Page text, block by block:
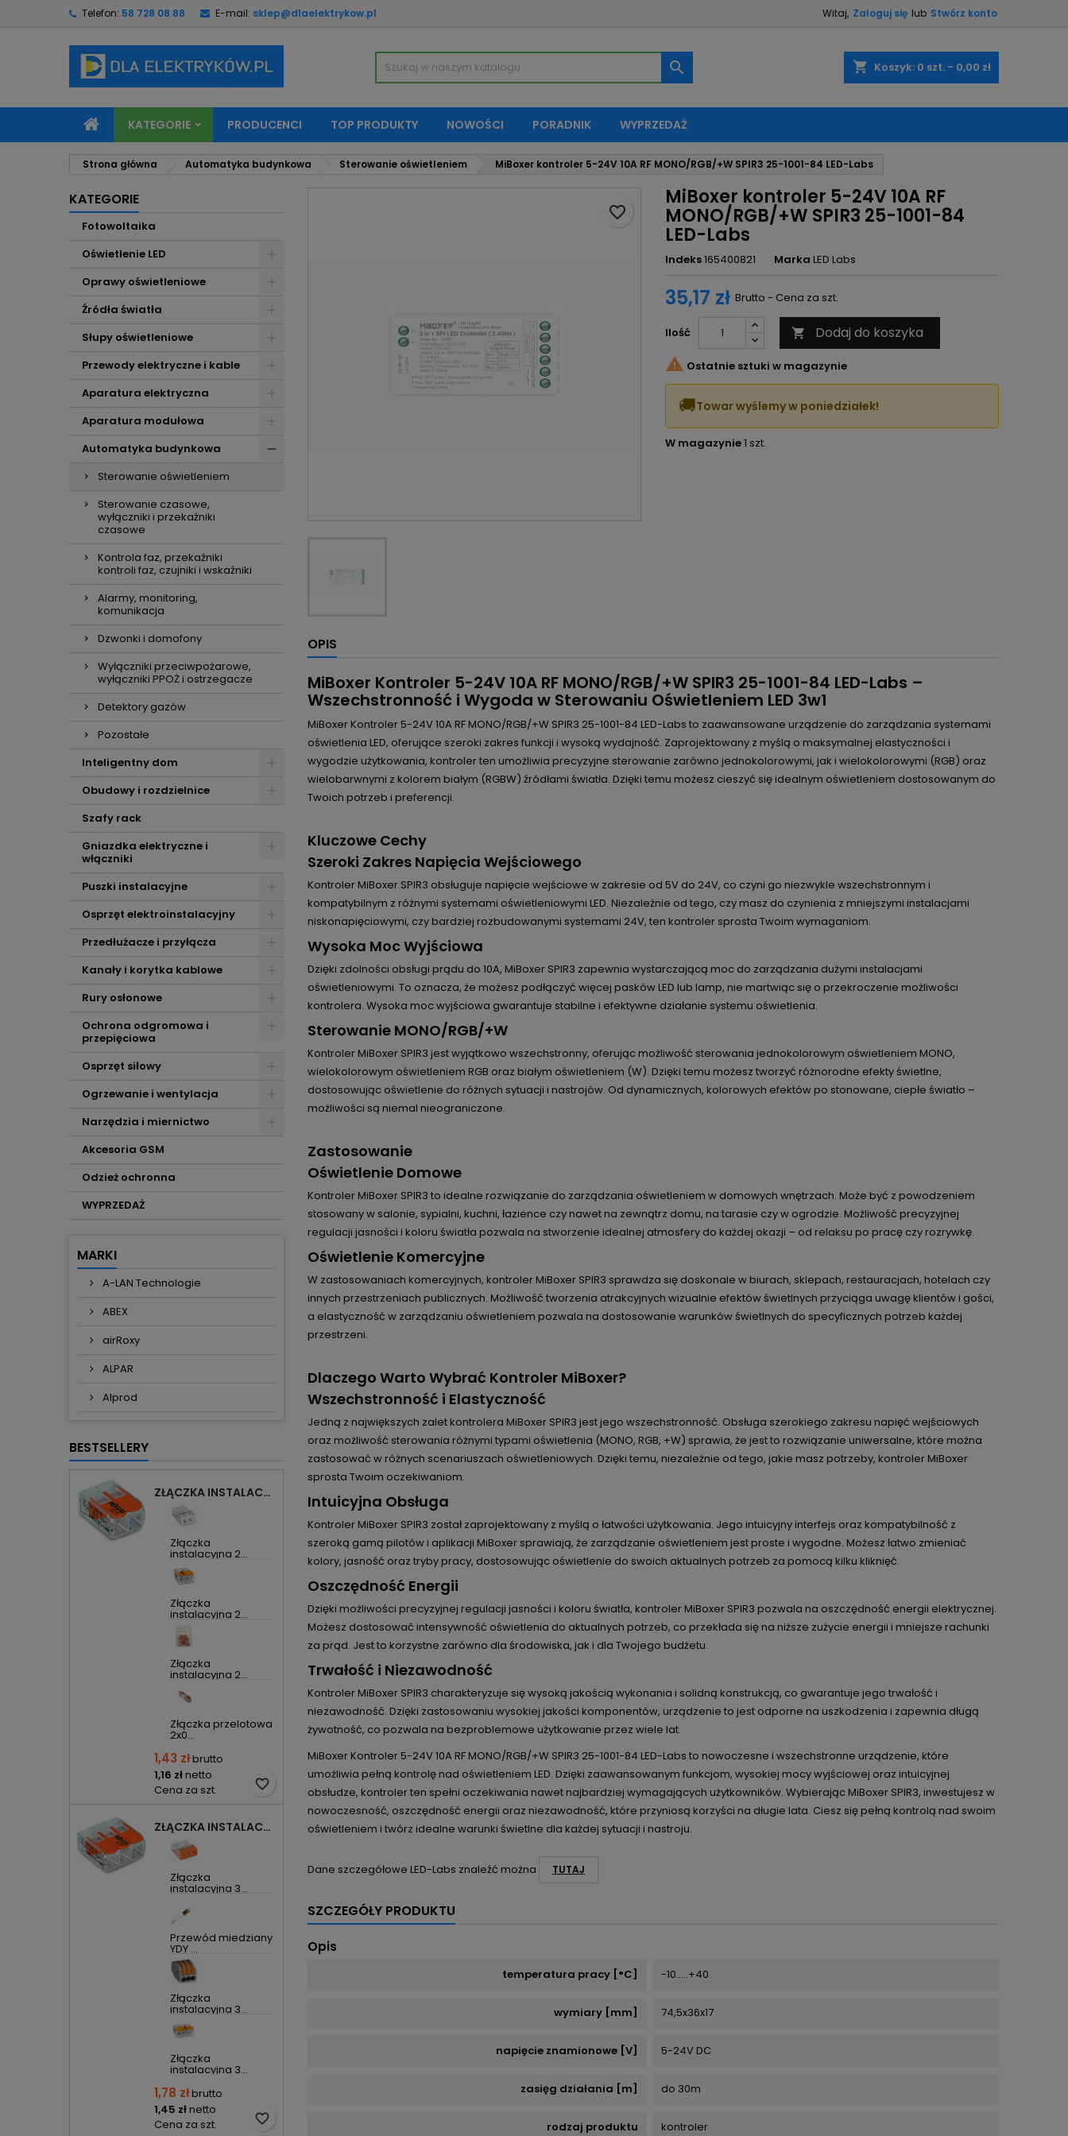
Telefon: 58 728 08 88 E-mail: sklep@dlaelektrykow.pl Witaj, Zaloguj się lub Stwórz konto
shopping_cart Koszyk: 0 szt. - 0,00 zł

KATEGORIE PRODUCENCI TOP PRODUKTY NOWOŚCI PORADNIK WYPRZEDAŻ
Strona główna Automatyka budynkowa Sterowanie oświetleniem MiBoxer kontroler 5-24V 10A RF MONO/RGB/+W SPIR3 25-1001-84 LED-Labs
KATEGORIE
Fotowoltaika
Oświetlenie LED
Oprawy oświetleniowe
Źródła światła
Słupy oświetleniowe
Przewody elektryczne i kable
Aparatura elektryczna
Aparatura modułowa
Automatyka budynkowa
Sterowanie oświetleniem
Sterowanie czasowe,
wyłączniki i przekaźniki
czasowe
Kontrola faz, przekaźniki
kontroli faz, czujniki i wskaźniki
Alarmy, monitoring,
komunikacja
Dzwonki i domofony
Wyłączniki przeciwpożarowe,
wyłączniki PPOŻ i ostrzegacze
Detektory gazów
Pozostałe
Inteligentny dom
Obudowy i rozdzielnice
Szafy rack
Gniazdka elektryczne i
włączniki
Puszki instalacyjne
Osprzęt elektroinstalacyjny
Przedłużacze i przyłącza
Kanały i korytka kablowe
Rury osłonowe
Ochrona odgromowa i
przepięciowa
Osprzęt siłowy
Ogrzewanie i wentylacja
Narzędzia i miernictwo
Akcesoria GSM
Odzież ochronna
WYPRZEDAŻ
MARKI
A-LAN Technologie
ABEX
airRoxy
ALPAR
Alprod
BESTSELLERY
ZŁĄCZKA INSTALACYJNA 2X UNIWERSALNA COMPACT 221-412 WAGO
Złączka
instalacyjna 2...
Złączka
instalacyjna 2...
Złączka
instalacyjna 2...
Złączka przelotowa
2x0...
1,43 złbrutto
1,16 złnetto
Cena za szt.
favorite_border
ZŁĄCZKA INSTALACYJNA 3X UNIWERSALNA COMPACT 221-413 WAGO
Złączka
instalacyjna 3...
Przewód miedziany
YDY ...
Złączka
instalacyjna 3...
Złączka
instalacyjna 3...
1,78 złbrutto
1,45 złnetto
Cena za szt.
favorite_border
MiBoxer kontroler 5-24V 10A RF
MONO/RGB/+W SPIR3 25-1001-84
LED-Labs
Indeks165400821 Marka LED Labs
35,17 zł Brutto - Cena za szt.
Ilość  Dodaj do koszyka
favorite_border
 Ostatnie sztuki w magazynie
🚚Towar wyślemy w poniedziałek!
W magazynie1 szt.
OPIS
MiBoxer Kontroler 5-24V 10A RF MONO/RGB/+W SPIR3 25-1001-84 LED-Labs –
Wszechstronność i Wygoda w Sterowaniu Oświetleniem LED 3w1
MiBoxer Kontroler 5-24V 10A RF MONO/RGB/+W SPIR3 25-1001-84 LED-Labs to zaawansowane urządzenie do zarządzania systemami
oświetlenia LED, oferujące szeroki zakres funkcji i wysoką wydajność. Zaprojektowany z myślą o maksymalnej elastyczności i
wygodzie użytkowania, kontroler ten umożliwia precyzyjne sterowanie zarówno jednokolorowymi, jak i wielokolorowymi (RGB) oraz
wielobarwnymi z kolorem białym (RGBW) źródłami światła. Dzięki temu możesz cieszyć się idealnym oświetleniem dostosowanym do
Twoich potrzeb i preferencji.
Kluczowe Cechy
Szeroki Zakres Napięcia Wejściowego
Kontroler MiBoxer SPIR3 obsługuje napięcie wejściowe w zakresie od 5V do 24V, co czyni go niezwykle wszechstronnym i
kompatybilnym z różnymi systemami oświetleniowymi LED. Niezależnie od tego, czy masz do czynienia z mniejszymi instalacjami
niskonapięciowymi, czy bardziej rozbudowanymi systemami 24V, ten kontroler sprosta Twoim wymaganiom.
Wysoka Moc Wyjściowa
Dzięki zdolności obsługi prądu do 10A, MiBoxer SPIR3 zapewnia wystarczającą moc do zarządzania dużymi instalacjami
oświetleniowymi. To oznacza, że możesz podłączyć więcej pasków LED lub lamp, nie martwiąc się o przekroczenie możliwości
kontrolera. Wysoka moc wyjściowa gwarantuje stabilne i efektywne działanie systemu oświetlenia.
Sterowanie MONO/RGB/+W
Kontroler MiBoxer SPIR3 jest wyjątkowo wszechstronny, oferując możliwość sterowania jednokolorowym oświetleniem MONO,
wielokolorowym oświetleniem RGB oraz białym oświetleniem (W). Dzięki temu możesz tworzyć różnorodne efekty świetlne,
dostosowując oświetlenie do różnych sytuacji i nastrojów. Od dynamicznych, kolorowych efektów po stonowane, ciepłe światło –
możliwości są niemal nieograniczone.
Zastosowanie
Oświetlenie Domowe
Kontroler MiBoxer SPIR3 to idealne rozwiązanie do zarządzania oświetleniem w domowych wnętrzach. Może być z powodzeniem
stosowany w salonie, sypialni, kuchni, łazience czy nawet na zewnątrz domu, na tarasie czy w ogrodzie. Możliwość precyzyjnej
regulacji jasności i koloru światła pozwala na stworzenie idealnej atmosfery do każdej okazji – od relaksu po pracę czy rozrywkę.
Oświetlenie Komercyjne
W zastosowaniach komercyjnych, kontroler MiBoxer SPIR3 sprawdza się doskonale w biurach, sklepach, restauracjach, hotelach czy
innych przestrzeniach publicznych. Możliwość tworzenia atrakcyjnych wizualnie efektów świetlnych przyciąga uwagę klientów i gości,
a elastyczność w zarządzaniu oświetleniem pozwala na dostosowanie warunków świetlnych do specyficznych potrzeb każdej
przestrzeni.
Dlaczego Warto Wybrać Kontroler MiBoxer?
Wszechstronność i Elastyczność
Jedną z największych zalet kontrolera MiBoxer SPIR3 jest jego wszechstronność. Obsługa szerokiego zakresu napięć wejściowych
oraz możliwość sterowania różnymi typami oświetlenia (MONO, RGB, +W) sprawia, że jest to rozwiązanie uniwersalne, które można
zastosować w różnych scenariuszach oświetleniowych. Dzięki temu, niezależnie od tego, jakie masz potrzeby, kontroler MiBoxer
sprosta Twoim oczekiwaniom.
Intuicyjna Obsługa
Kontroler MiBoxer SPIR3 został zaprojektowany z myślą o łatwości użytkowania. Jego intuicyjny interfejs oraz kompatybilność z
szeroką gamą pilotów i aplikacji MiBoxer sprawiają, że zarządzanie oświetleniem jest proste i wygodne. Możesz łatwo zmieniać
kolory, jasność oraz tryby pracy, dostosowując oświetlenie do swoich aktualnych potrzeb za pomocą kilku kliknięć.
Oszczędność Energii
Dzięki możliwości precyzyjnej regulacji jasności i koloru światła, kontroler MiBoxer SPIR3 pozwala na oszczędność energii elektrycznej.
Możesz dostosować intensywność oświetlenia do aktualnych potrzeb, co przekłada się na niższe zużycie energii i mniejsze rachunki
za prąd. Jest to korzystne zarówno dla środowiska, jak i dla Twojego budżetu.
Trwałość i Niezawodność
Kontroler MiBoxer SPIR3 charakteryzuje się wysoką jakością wykonania i solidną konstrukcją, co gwarantuje jego trwałość i
niezawodność. Dzięki zastosowaniu wysokiej jakości komponentów, urządzenie to jest odporne na uszkodzenia i zapewnia długą
żywotność, co pozwala na bezproblemowe użytkowanie przez wiele lat.
MiBoxer Kontroler 5-24V 10A RF MONO/RGB/+W SPIR3 25-1001-84 LED-Labs to nowoczesne i wszechstronne urządzenie, które
umożliwia pełną kontrolę nad oświetleniem LED. Dzięki zaawansowanym funkcjom, wysokiej mocy wyjściowej oraz intuicyjnej
obsłudze, kontroler ten spełni oczekiwania nawet najbardziej wymagających użytkowników. Wybierając MiBoxer SPIR3, inwestujesz w
nowoczesność, oszczędność energii oraz niezawodność, które przyniosą korzyści na długie lata. Ciesz się pełną kontrolą nad swoim
oświetleniem i twórz idealne warunki świetlne dla każdej sytuacji i nastroju.
Dane szczegółowe LED-Labs znaleźć można TUTAJ
SZCZEGÓŁY PRODUKTU
Opis
temperatura pracy [°C] -10.....+40
wymiary [mm] 74,5x36x17
napięcie znamionowe [V] 5-24V DC
zasięg działania [m] do 30m
rodzaj produktu kontroler
Moje listy życzeń
Utwórz nową listę
Utwórz listę życzeń
Zaloguj się
Musisz być zalogowany by zapisać produkty na swojej liście życzeń.